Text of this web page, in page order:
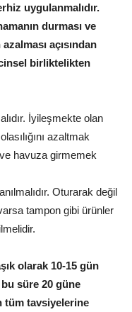
uygulanmalıdır.
durması ve
açısından
birliktelikten
İyileşmekte olan
azaltmak
havuza girmemek
Oturarak değil
tampon gibi ürünler
olarak 10-15 gün
süre 20 güne
tüm tavsiyelerine